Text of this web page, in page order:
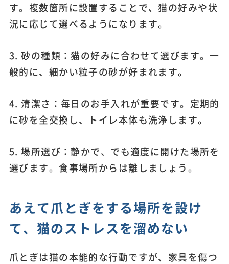
す。複数箇所に設置することで、猫の好みや状
況に応じて選べるようになります。
3. 砂の種類：猫の好みに合わせて選びます。一
般的に、細かい粒子の砂が好まれます。
4. 清潔さ：毎日のお手入れが重要です。定期的
に砂を全交換し、トイレ本体も洗浄します。
5. 場所選び：静かで、でも適度に開けた場所を
選びます。食事場所からは離しましょう。
あえて爪とぎをする場所を設け
て、猫のストレスを溜めない
爪とぎは猫の本能的な行動ですが、家具を傷つ